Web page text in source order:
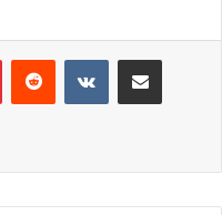
PinterestReddit VKontakteShare via Email